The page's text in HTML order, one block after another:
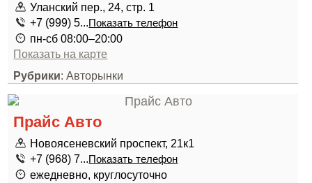
Уланский пер., 24, стр. 1
+7 (999) 5...Показать телефон
пн-сб 08:00–20:00
Показать на карте
Рубрики: Авторынки
Прайс Авто
Новоясеневский проспект, 21к1
+7 (968) 7...Показать телефон
ежедневно, круглосуточно